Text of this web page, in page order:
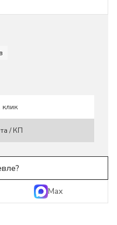
клик
/ КП
Max